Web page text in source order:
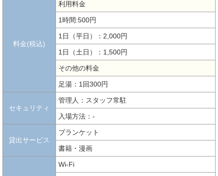
料金(税込)
利用料金
1時間:500円
1日（平日）：2,000円
1日（土日）：1,500円
その他の料金
足湯：1回300円
セキュリティ
管理人：スタッフ常駐
入場方法：-
貸出サービス
ブランケット
書籍・漫画
Wi-Fi